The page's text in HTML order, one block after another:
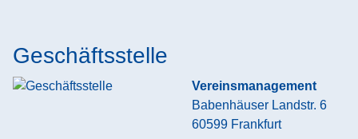
Geschäftsstelle
Vereinsmanagement
Babenhäuser Landstr. 6
60599 Frankfurt